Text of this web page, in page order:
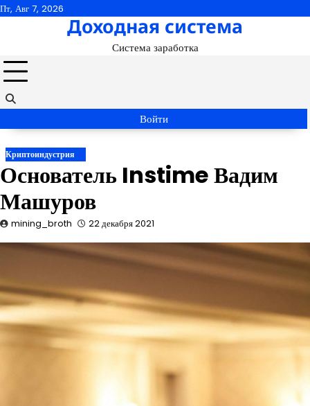
Перейти
Пт, Авг 7, 2026
Доходная система
Система заработка
Войти
Криптоиндустрия
Основатель Instime Вадим
Машуров
mining_broth 22 декабря 2021